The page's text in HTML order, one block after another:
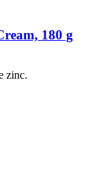
180 g
zinc.